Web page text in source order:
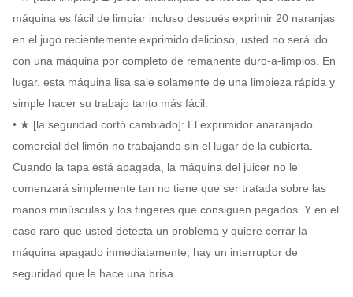
máquina es fácil de limpiar incluso después exprimir 20 naranjas
en el jugo recientemente exprimido delicioso, usted no será ido
con una máquina por completo de remanente duro-a-limpios. En
lugar, esta máquina lisa sale solamente de una limpieza rápida y
simple hacer su trabajo tanto más fácil.
• ★ [la seguridad cortó cambiado]: El exprimidor anaranjado
comercial del limón no trabajando sin el lugar de la cubierta.
Cuando la tapa está apagada, la máquina del juicer no le
comenzará simplemente tan no tiene que ser tratada sobre las
manos minúsculas y los fingeres que consiguen pegados. Y en el
caso raro que usted detecta un problema y quiere cerrar la
máquina apagado inmediatamente, hay un interruptor de
seguridad que le hace una brisa.